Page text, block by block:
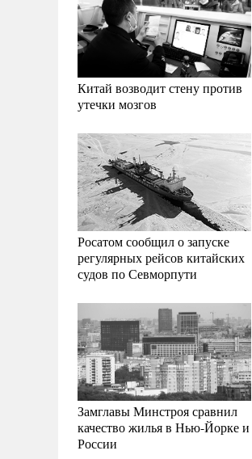
Китай возводит стену против
утечки мозгов
Росатом сообщил о запуске
регулярных рейсов китайских
судов по Севморпути
Замглавы Минстроя сравнил
качество жилья в Нью-Йорке и
России